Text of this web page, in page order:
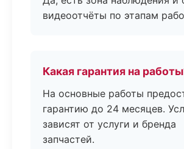
видеоотчёты по этапам
Какая гарантия на
На основные работы
гарантию до 24 месяцев.
зависят от услуги и бренда
запчастей.